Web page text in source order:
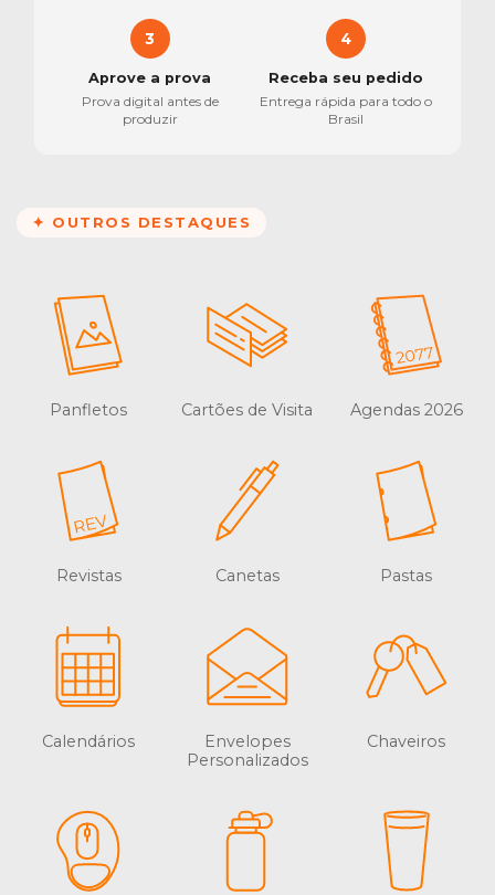
3
Aprove a prova
Prova digital antes de
produzir
4
Receba seu pedido
Entrega rápida para todo o
Brasil
✦ OUTROS DESTAQUES
Panfletos Cartões de Visita Agendas 2026
Revistas Canetas Pastas
Calendários
Envelopes
Personalizados
Chaveiros